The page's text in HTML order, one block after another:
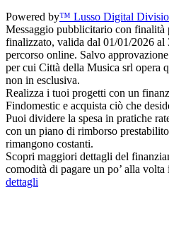
Powered by™ Lusso Digital
Messaggio pubblicitario con
finalizzato, valida dal 01/01/2026
percorso online. Salvo
per cui Città della Musica srl opera
non in esclusiva.
Realizza i tuoi progetti con un
Findomestic e acquista ciò che
Puoi dividere la spesa in pratiche
con un piano di rimborso
rimangono costanti.
Scopri maggiori dettagli del
comodità di pagare un po’ alla
dettagli